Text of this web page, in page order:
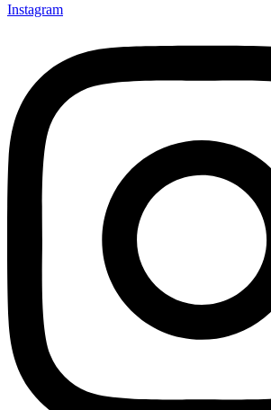
Instagram